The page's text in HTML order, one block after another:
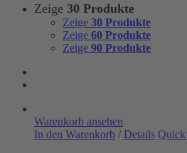
Zeige 30 Produkte
Zeige 30 Produkte
Zeige 60 Produkte
Zeige 90 Produkte
Warenkorb ansehen
In den Warenkorb / Details